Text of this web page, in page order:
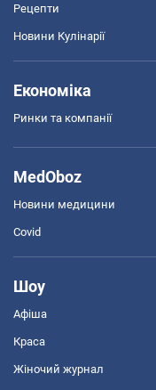
Рецепти
Новини Кулінарії
Економіка
Ринки та компанії
MedOboz
Новини медицини
Covid
Шоу
Афіша
Краса
Жіночий журнал